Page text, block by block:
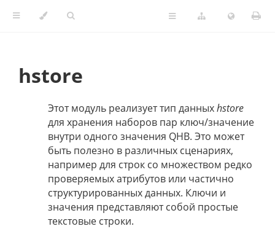
hstore
Этот модуль реализует тип данныхhstore
для хранения наборов пар ключ/значение
внутри одного значения QHB. Это может
быть полезно в различных сценариях,
например для строк со множеством редко
проверяемых атрибутов или частично
структурированных данных. Ключи и
значения представляют собой простые
текстовые строки.